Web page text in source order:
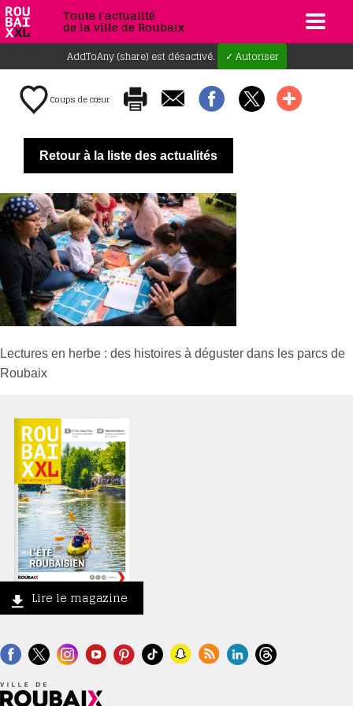
Toute l'actualité
de la ville de Roubaix
AddToAny (share) est désactivé. ✓ Autoriser
Coups de cœur
Retour à la liste des actualités
Lectures en herbe : des histoires à déguster dans les parcs de
Roubaix
Lire le magazine